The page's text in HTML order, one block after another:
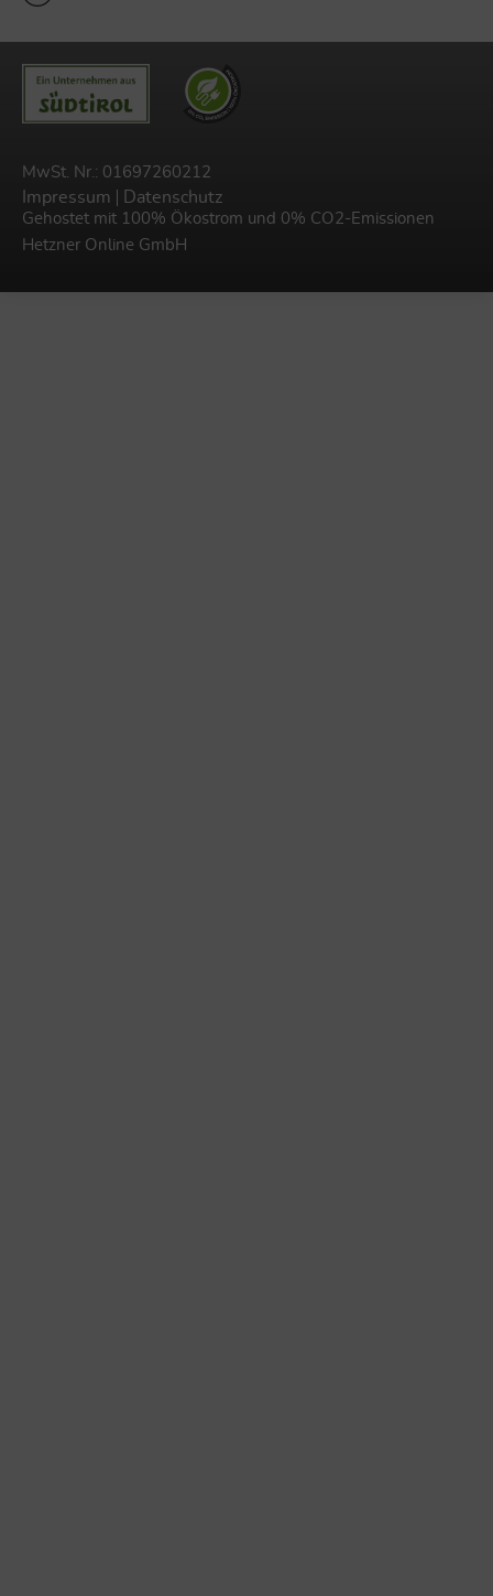
MwSt. Nr.: 01697260212
Impressum Datenschutz
Gehostet mit 100% Ökostrom und 0% CO2-Emissionen
Hetzner Online GmbH